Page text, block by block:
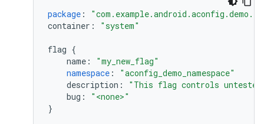
package :
container : "system"
flag {
name :
"my_new_flag"
namespace :
"aconfig_demo_namespace"
description :
"This flag controls untested
bug :
"<none>"
}